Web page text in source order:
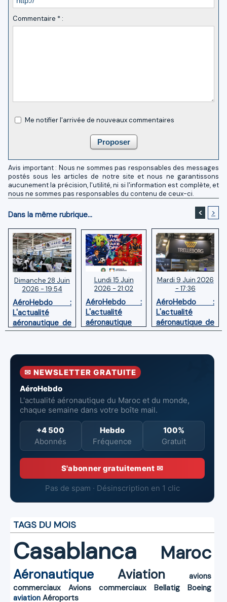
Commentaire * :
Me notifier l'arrivée de nouveaux commentaires
Avis important : Nous ne sommes pas responsables des messages
postés sous les articles de notre site et nous ne garantissons
aucunement la précision, l'utilité, ni si l'information est complète, et
nous ne sommes pas responsables du contenu de ceux-ci.
Dans la même rubrique... < >
Dimanche 28 Juin
2026 - 19:54
AéroHebdo :
L'actualité
aéronautique de
la semaine
Lundi 15 Juin
2026 - 21:02
AéroHebdo :
L'actualité
aéronautique
de la semaine
Mardi 9 Juin 2026
- 17:36
AéroHebdo :
L'actualité
aéronautique de
la semaine
✉ NEWSLETTER GRATUITE
AéroHebdo
L'actualité aéronautique du Maroc et du monde,
chaque semaine dans votre boîte mail.
+4 500
Abonnés
Hebdo
Fréquence
100%
Gratuit
S'abonner gratuitement ✉
Pas de spam · Désinscription en 1 clic
TAGS DU MOIS
Casablanca Maroc
Aéronautique Aviation
avions
commerciaux
Avions commerciaux Bellatig
Boeing
aviation Aéroports